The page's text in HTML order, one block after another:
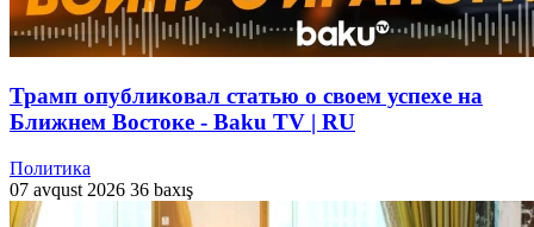
Трамп опубликовал статью о своем успехе на
Ближнем Востоке - Baku TV | RU
Политика
07 avqust 2026 36 baxış